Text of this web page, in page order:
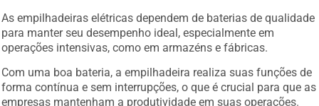
As empilhadeiras elétricas dependem de baterias de qualidade
para manter seu desempenho ideal, especialmente em
operações intensivas, como em armazéns e fábricas.
Com uma boa bateria, a empilhadeira realiza suas funções de
forma contínua e sem interrupções, o que é crucial para que as
empresas mantenham a produtividade em suas operações.